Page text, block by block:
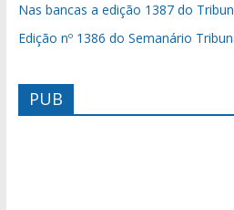
Nas bancas a edição 1387 do
Edição nº 1386 do Semanário
PUB